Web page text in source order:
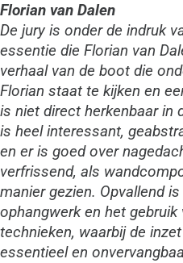
Florian van Dalen
De jury is onder de indruk
essentie die Florian van
verhaal van de boot die
Florian staat te kijken en
is niet direct herkenbaar in
is heel interessant,
en er is goed over
verfrissend, als
manier gezien. Opvallend
ophangwerk en het
technieken, waarbij de
essentieel en